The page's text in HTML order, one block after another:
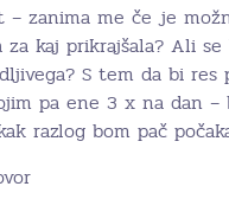
– zanima me če je
za kaj prikrajšala? Ali
S tem da bi
pa ene 3 x na dan
razlog bom pač